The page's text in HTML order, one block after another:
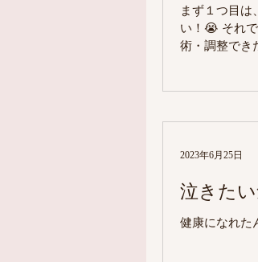
まず１つ目は、 整体と、アロマトリートメントもそうなんだけれど 自分で自分のこと施術
い！😭 それ
術・調整でき
泣きた
健康になれた
2023年6月25日